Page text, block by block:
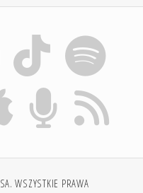
WSZYSTKIE PRAWA